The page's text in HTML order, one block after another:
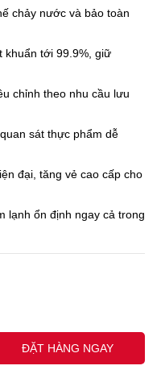
chảy nước và bảo toàn
khuẩn tới 99.9%, giữ
chỉnh theo nhu cầu lưu
sát thực phẩm dễ
đại, tăng vẻ cao cấp cho
lạnh ổn định ngay cả trong
ĐẶT HÀNG NGAY